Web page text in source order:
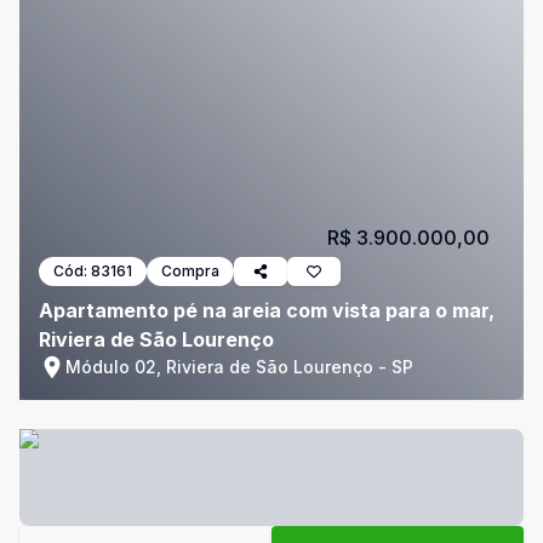
Cód: 83161 Compra
Apartamento pé na areia com vista para o mar,
Riviera de São Lourenço
Módulo 02, Riviera de São Lourenço - SP
R$ 3.900.000,00